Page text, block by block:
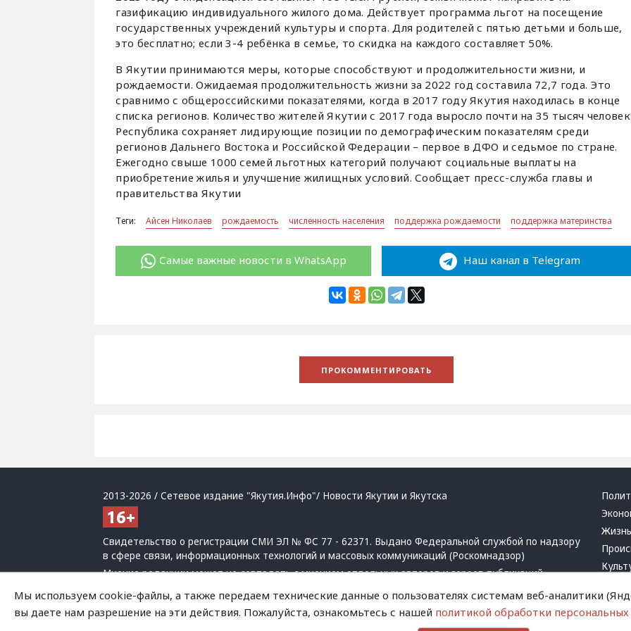
газификацию индивидуального жилого дома. Действует программа льгот на посещение
государственных учреждений культуры и спорта. Для родителей с пятью детьми и больше,
это бесплатно; если 3-4 ребёнка в семье, то скидка на каждого составляет 50%.
В Якутии принимаются меры, которые способствуют и продолжительности жизни, и
рождаемости. Ожидаемая продолжительность жизни за 2022 год составила 72,7 года. Это
сравнимо с общероссийскими показателями, когда в 2017 году Якутия находилась в конце
списка регионов. Количество жителей Якутии с 2017 года выросло почти на 35 тысяч
Республика сохраняет лидирующие позиции по демографическим показателям среди
регионов Дальнего Востока и Российской Федерации – первое в ДФО и седьмое по стране.
Ежегодно свыше 1000 семей льготных категорий получают социальные выплаты на
приобретение жилья и улучшение жилищных условий. Сообщает пресс-служба главы и
правительства Якутии
Теги: Айсен Николаев рождаемость численность населения поддержка рождаемости поддержка материнства
Самые важные новости в WhatsApp Наш канал в Telegram
2013-2026 / Сетевое издание "Якутия.Инфо"/ Новости Якутии и Якутска
Свидетельство о регистрации СМИ ЭЛ № ФС 77 - 62371. Выдано Федеральной службой по надзору
в сфере связи, информационных технологий и массовых коммуникаций (Роскомнадзор)
Мнение редакции может не совпадать с мнением отдельных авторов и героев публикаций.
При использовании материалов обязательна активная ссылка на сайт.
Политика обработки персональных данных
запрещенных организаций
Успех
Мы используем cookie-файлы, а также передаем технические данные о пользователях системам веб-аналитики
вы даете нам разрешение на эти действия. Пожалуйста, ознакомьтесь с нашей политикой обработки